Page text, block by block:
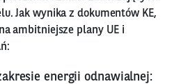
Jak wynika z dokumentów KE,
ambitniejsze plany UE i
energii odnawialnej: